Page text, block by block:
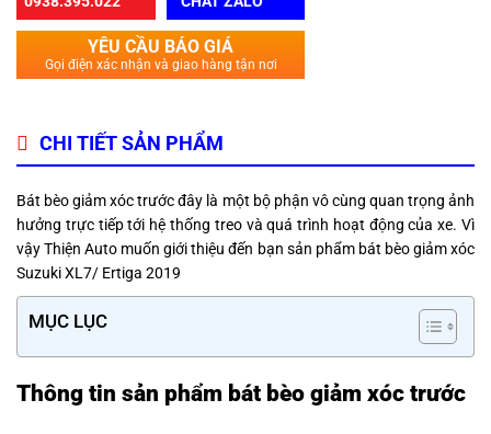
YÊU CẦU BÁO GIÁ
Gọi điện xác nhận và giao hàng tận nơi
CHI TIẾT SẢN PHẨM
Bát bèo giảm xóc trước đây là một bộ phận vô cùng quan trọng ảnh
hưởng trực tiếp tới hệ thống treo và quá trình hoạt động của xe. Vì
vậy Thiện Auto muốn giới thiệu đến bạn sản phẩm bát bèo giảm xóc
Suzuki XL7/ Ertiga 2019
MỤC LỤC
Thông tin sản phẩm bát bèo giảm xóc trước